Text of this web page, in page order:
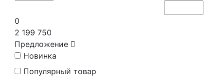
0
2 199 750
Предложение
Новинка
Популярный товар